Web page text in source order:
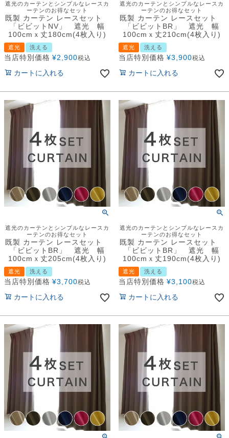
遮光のカーテンとシンプルなレースカ
ーテンのお得なセット
既製 カーテン レースセット
「ビビットNV」 遮光 幅
100cmｘ丈180cm(4枚入り)
遮光 洗える
当店特別価格 ¥2,900税込
カートに入れる
遮光のカーテンとシンプルなレースカ
ーテンのお得なセット
既製 カーテン レースセット
「ビビットBR」 遮光 幅
100cmｘ丈210cm(4枚入り)
遮光 洗える
当店特別価格 ¥3,900税込
カートに入れる
遮光のカーテンとシンプルなレースカ
ーテンのお得なセット
既製 カーテン レースセット
「ビビットBR」 遮光 幅
100cmｘ丈205cm(4枚入り)
遮光 洗える
当店特別価格 ¥3,700税込
カートに入れる
遮光のカーテンとシンプルなレースカ
ーテンのお得なセット
既製 カーテン レースセット
「ビビットBR」 遮光 幅
100cmｘ丈190cm(4枚入り)
遮光 洗える
当店特別価格 ¥3,100税込
カートに入れる